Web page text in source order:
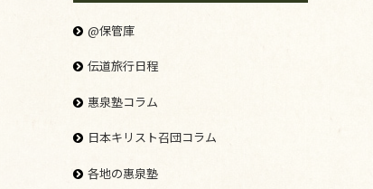
@保管庫
伝道旅行日程
惠泉塾コラム
日本キリスト召団コラム
各地の惠泉塾